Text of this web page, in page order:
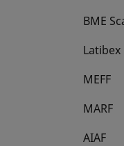
BME
se abre
Latibex
se abre
MEFF
se abre
MARF
AIAF